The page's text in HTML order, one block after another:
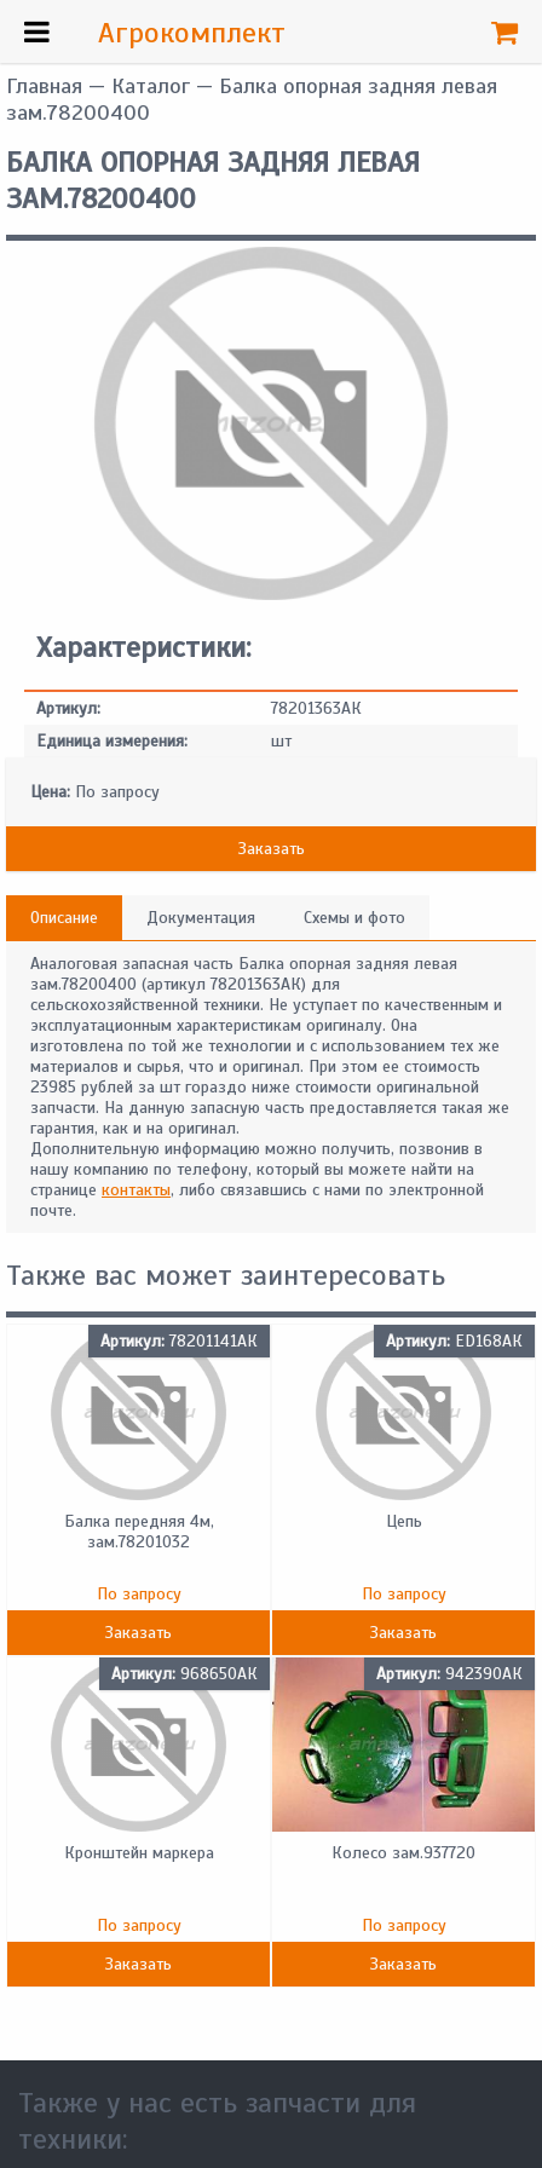
Главная — Каталог — Балка опорная задняя левая
зам.78200400
БАЛКА ОПОРНАЯ ЗАДНЯЯ ЛЕВАЯ
ЗАМ.78200400
Характеристики:
Артикул:
78201363АК
Единица измерения:
шт
Цена: По запросу
Заказать
Описание Документация Схемы и фото
Аналоговая запасная часть Балка опорная задняя левая
зам.78200400 (артикул 78201363АК) для
сельскохозяйственной техники. Не уступает по качественным и
эксплуатационным характеристикам оригиналу. Она
изготовлена по той же технологии и с использованием тех же
материалов и сырья, что и оригинал. При этом ее стоимость
23985 рублей за шт гораздо ниже стоимости оригинальной
запчасти. На данную запасную часть предоставляется такая же
гарантия, как и на оригинал.
Дополнительную информацию можно получить, позвонив в
нашу компанию по телефону, который вы можете найти на
странице контакты, либо связавшись с нами по электронной
почте.
Также вас может заинтересовать
Артикул:78201141АК
Балка передняя 4м,
зам.78201032
По запросу
Заказать
Артикул: ED168АК
Цепь
По запросу
Заказать
Артикул: 968650АК
Кронштейн маркера
По запросу
Заказать
Артикул: 942390АК
Колесо зам.937720
По запросу
Заказать
Также у нас есть запчасти для
техники:
Агрокомплект